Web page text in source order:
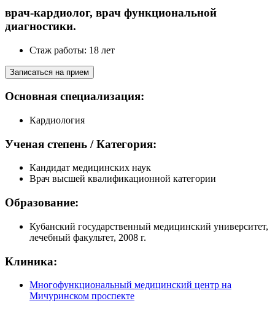
врач-кардиолог, врач функциональной
диагностики.
Стаж работы: 18 лет
Записаться на прием
Основная специализация:
Кардиология
Ученая степень / Категория:
Кандидат медицинских наук
Врач высшей квалификационной категории
Образование:
Кубанский государственный медицинский университет,
лечебный факультет, 2008 г.
Клиника:
Многофункциональный медицинский центр на
Мичуринском проспекте